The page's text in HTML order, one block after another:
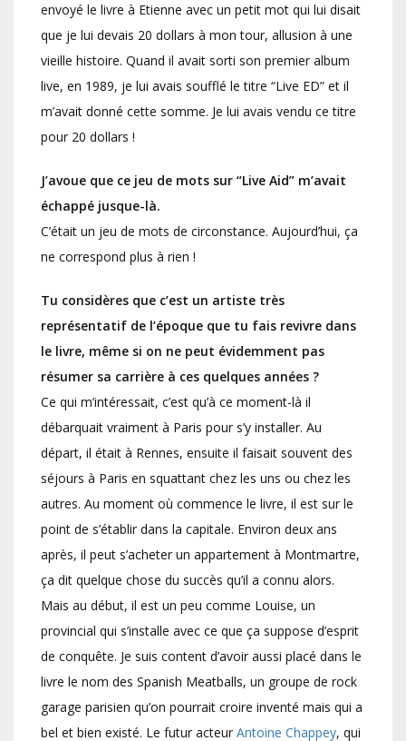
envoyé le livre à Etienne avec un petit mot qui lui disait
que je lui devais 20 dollars à mon tour, allusion à une
vieille histoire. Quand il avait sorti son premier album
live, en 1989, je lui avais soufflé le titre “Live ED” et il
m’avait donné cette somme. Je lui avais vendu ce titre
pour 20 dollars !
J’avoue que ce jeu de mots sur “Live Aid” m’avait
échappé jusque-là.
C’était un jeu de mots de circonstance. Aujourd’hui, ça
ne correspond plus à rien !
Tu considères que c’est un artiste très
représentatif de l’époque que tu fais revivre dans
le livre, même si on ne peut évidemment pas
résumer sa carrière à ces quelques années ?
Ce qui m’intéressait, c’est qu’à ce moment-là il
débarquait vraiment à Paris pour s’y installer. Au
départ, il était à Rennes, ensuite il faisait souvent des
séjours à Paris en squattant chez les uns ou chez les
autres. Au moment où commence le livre, il est sur le
point de s’établir dans la capitale. Environ deux ans
après, il peut s’acheter un appartement à Montmartre,
ça dit quelque chose du succès qu’il a connu alors.
Mais au début, il est un peu comme Louise, un
provincial qui s’installe avec ce que ça suppose d’esprit
de conquête. Je suis content d’avoir aussi placé dans le
livre le nom des Spanish Meatballs, un groupe de rock
garage parisien qu’on pourrait croire inventé mais qui a
bel et bien existé. Le futur acteur Antoine Chappey, qui